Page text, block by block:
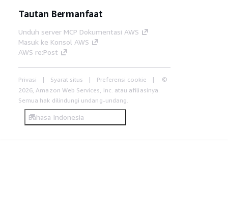
Tautan Bermanfaat
Unduh server MCP Dokumentasi AWS
Masuk ke Konsol AWS
AWS re:Post
Privasi Syarat situs Preferensi cookie
©
2026, Amazon Web Services, Inc. atau afiliasinya.
Semua hak dilindungi undang-undang.
Bahasa Indonesia